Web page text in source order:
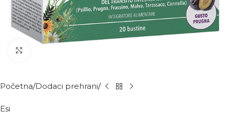
Početna Dodaci prehrani
Esi